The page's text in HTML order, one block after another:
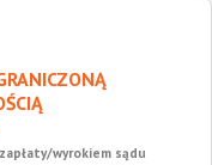
wyrokiem sądu